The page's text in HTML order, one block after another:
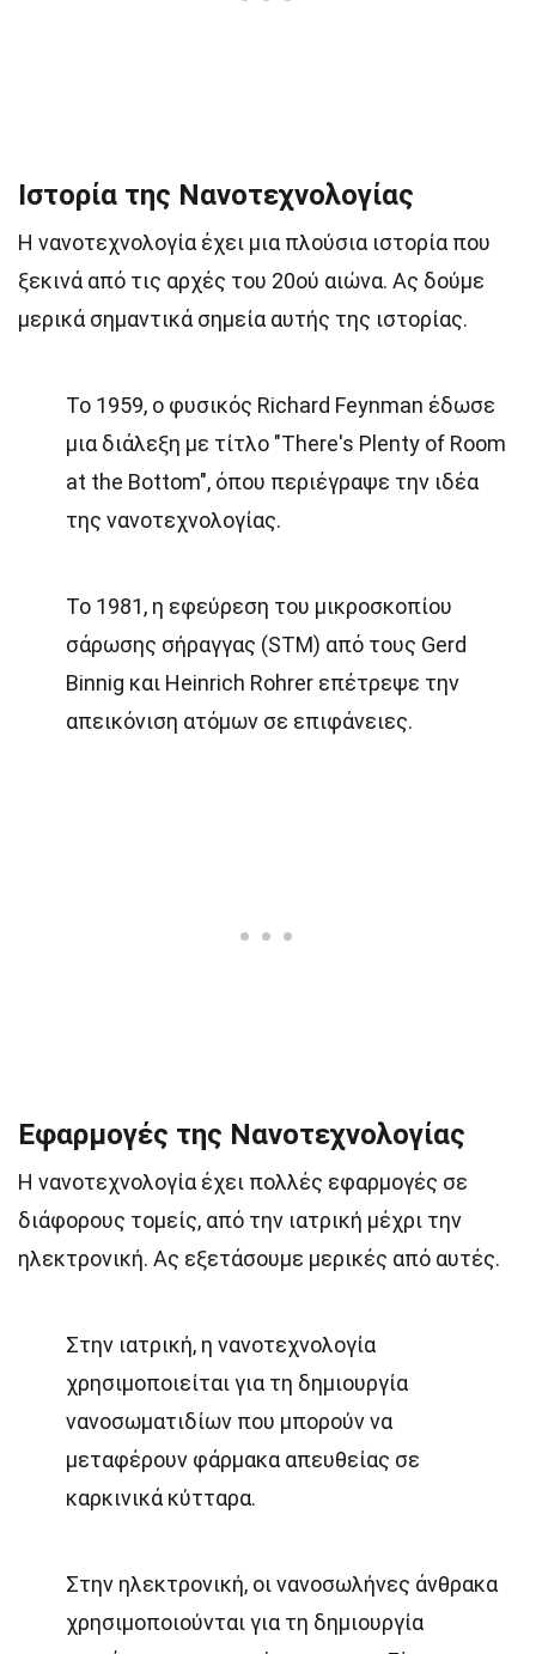
Ιστορία της Νανοτεχνολογίας
Η νανοτεχνολογία έχει μια πλούσια ιστορία που
ξεκινά από τις αρχές του 20ού αιώνα. Ας δούμε
μερικά σημαντικά σημεία αυτής της ιστορίας.
Το 1959, ο φυσικός Richard Feynman έδωσε
μια διάλεξη με τίτλο "There's Plenty of Room
at the Bottom", όπου περιέγραψε την ιδέα
της νανοτεχνολογίας.
Το 1981, η εφεύρεση του μικροσκοπίου
σάρωσης σήραγγας (STM) από τους Gerd
Binnig και Heinrich Rohrer επέτρεψε την
απεικόνιση ατόμων σε επιφάνειες.
Εφαρμογές της Νανοτεχνολογίας
Η νανοτεχνολογία έχει πολλές εφαρμογές σε
διάφορους τομείς, από την ιατρική μέχρι την
ηλεκτρονική. Ας εξετάσουμε μερικές από αυτές.
Στην ιατρική, η νανοτεχνολογία
χρησιμοποιείται για τη δημιουργία
νανοσωματιδίων που μπορούν να
μεταφέρουν φάρμακα απευθείας σε
καρκινικά κύτταρα.
Στην ηλεκτρονική, οι νανοσωλήνες άνθρακα
χρησιμοποιούνται για τη δημιουργία